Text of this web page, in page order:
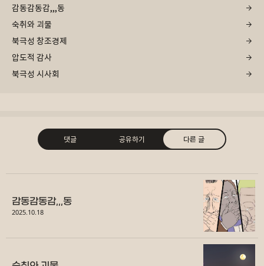
감동감동감,,,동
숙취와 괴물
북극성 창조경제
압도적 감사
북극성 시사회
댓글 공유하기 다른 글
트위터
감동감동감,,,동
2025.10.18